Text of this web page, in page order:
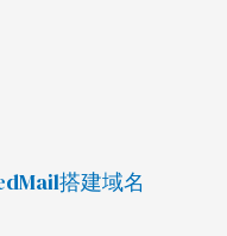
搭建域名